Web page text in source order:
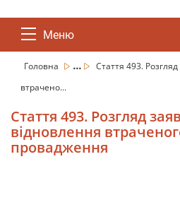
Меню
Головна ...
Стаття 493.
втрачено...
Стаття 493. Розгляд
відновлення
провадження